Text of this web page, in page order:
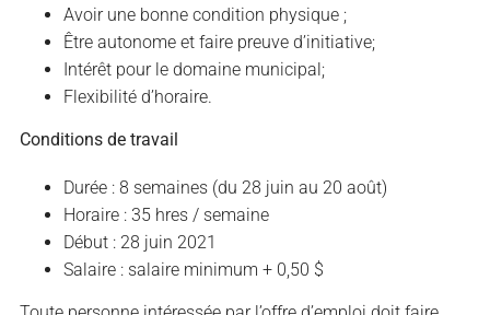
Avoir une bonne condition physique ;
Être autonome et faire preuve d’initiative;
Intérêt pour le domaine municipal;
Flexibilité d’horaire.
Conditions de travail
Durée : 8 semaines (du 28 juin au 20 août)
Horaire : 35 hres / semaine
Début : 28 juin 2021
Salaire : salaire minimum + 0,50 $